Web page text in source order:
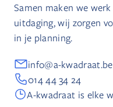
Samen maken we
uitdaging, wij zorgen
in je planning.
info@a-kwadraat.be
014 44 34 24
A-kwadraat is elke